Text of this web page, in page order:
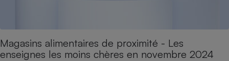
Magasins alimentaires de proximité - Les
enseignes les moins chères en novembre 2024